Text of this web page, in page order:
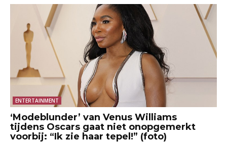
ENTERTAINMENT
‘Modeblunder’ van Venus Williams
tijdens Oscars gaat niet onopgemerkt
voorbij: “Ik zie haar tepel!” (foto)